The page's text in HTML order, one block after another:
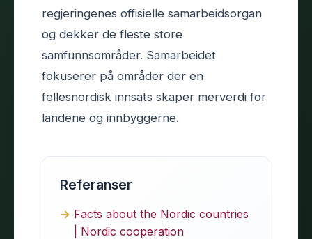
regjeringenes offisielle samarbeidsorgan
og dekker de fleste store
samfunnsområder. Samarbeidet
fokuserer på områder der en
fellesnordisk innsats skaper merverdi for
landene og innbyggerne.
Referanser
Facts about the Nordic countries
| Nordic cooperation